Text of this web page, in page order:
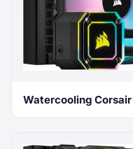
Watercooling Corsair